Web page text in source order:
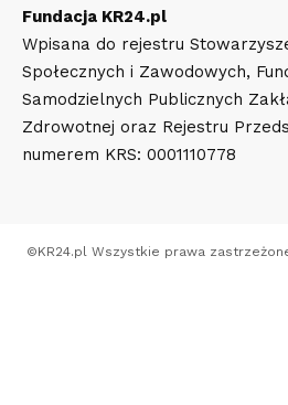
Fundacja KR24.pl
Wpisana do rejestru
Społecznych i Zawodowych,
Samodzielnych Publicznych
Zdrowotnej oraz Rejestru
numerem KRS: 0001110778
©KR24.pl Wszystkie prawa